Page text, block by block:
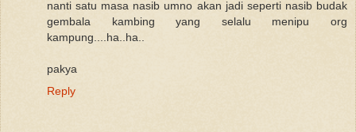
nanti satu masa nasib umno akan jadi seperti nasib budak
gembala kambing yang selalu menipu org
kampung....ha..ha..
pakya
Reply